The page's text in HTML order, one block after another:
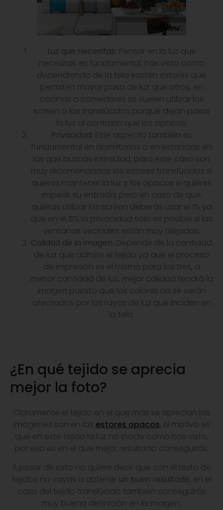
Luz que necesitas: Pensar en la luz que
necesitas es fundamental, has visto como
dependiendo de la tela existen estores que
permiten mayor paso de luz que otros, en
cocinas o comedores se suelen utilizar los
screen o los translúcidos porque dejan pasar
la luz al contrario que los opacos.
Privacidad: Este aspecto también es
fundamental en dormitorios o en estancias en
las que buscas intimidad, para este caso son
muy recomendados los estores translúcidos si
quieres mantener la luz y los opacos si quieres
impedir su entrada, pero en caso de que
quieras utilizar los screen deberás usar el 1% ya
que en el 5% la privacidad sólo es posible si las
ventanas vecinales están muy alejadas.
Calidad de la imagen: Depende de la cantidad
de luz que admite el tejido ya que el proceso
de impresión es el mismo para los tres, a
menor cantidad de luz, mejor calidad tendrá la
imagen puesto que los colores no se verán
afectados por los rayos de luz que inciden en
la tela.
¿En qué tejido se aprecia
mejor la foto?
Claramente el tejido en el que más se aprecian las
imágenes son en los estores opacos, el motivo es
que en este tejido la luz no incide como has visto,
por eso es en el que mejor resultado conseguirás.
A pesar de esto no quiere decir que con el resto de
tejidos no vayas a obtener un buen resultado, en el
caso del tejido translúcido también conseguirás
muy buena definición en la imagen.